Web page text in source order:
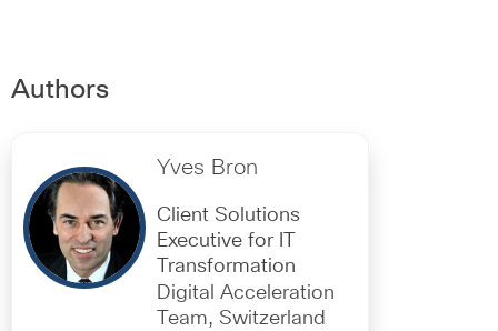
Authors
Yves Bron
Client Solutions
Executive for IT
Transformation
Digital Acceleration
Team, Switzerland